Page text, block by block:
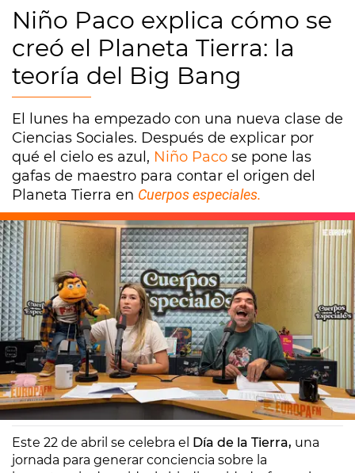
Niño Paco explica cómo se
creó el Planeta Tierra: la
teoría del Big Bang
El lunes ha empezado con una nueva clase de
Ciencias Sociales. Después de explicar por
qué el cielo es azul, Niño Paco se pone las
gafas de maestro para contar el origen del
Planeta Tierra en Cuerpos especiales.
Europa FM
Madrid 22/04/2024 09:25
Este 22 de abril se celebra el Día de la Tierra, una
jornada para generar conciencia sobre la